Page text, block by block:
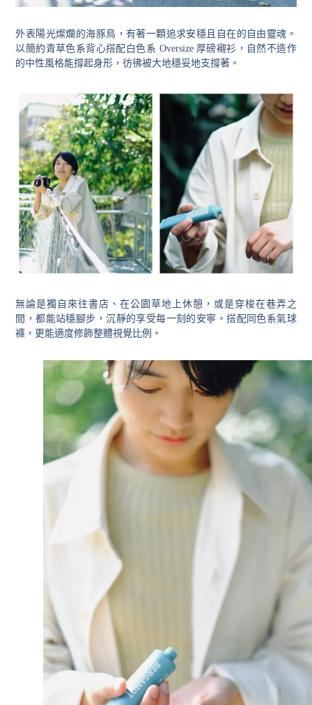
外表陽光燦爛的海豚鳥，有著一顆追求安穩且自在的自由靈魂。
以簡約青草色系背心搭配白色系 Oversize 厚磅襯衫，自然不造作
的中性風格能撐起身形，彷彿被大地穩妥地支撐著。
無論是獨自來往書店、在公園草地上休憩，或是穿梭在巷弄之
間，都能站穩腳步，沉靜的享受每一刻的安寧。搭配同色系氣球
褲，更能適度修飾整體視覺比例。